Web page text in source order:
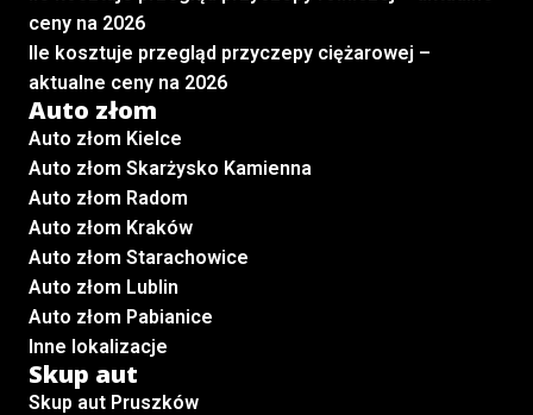
ceny na 2026
Ile kosztuje przegląd przyczepy ciężarowej –
aktualne ceny na 2026
Auto złom
Auto złom Kielce
Auto złom Skarżysko Kamienna
Auto złom Radom
Auto złom Kraków
Auto złom Starachowice
Auto złom Lublin
Auto złom Pabianice
Inne lokalizacje
Skup aut
Skup aut Pruszków